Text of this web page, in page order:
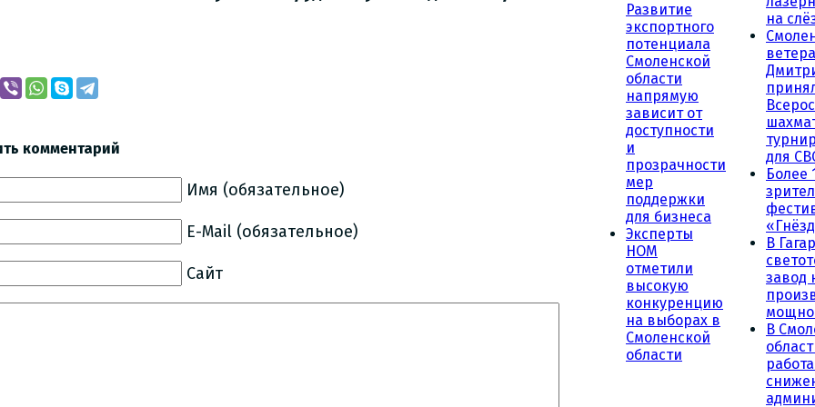
комментарий
Имя (обязательное)
E-Mail (обязательное)
Сайт
Развитие
экспортного
потенциала
Смоленской
области
напрямую
зависит от
доступности
и
прозрачности
мер
поддержки
для бизнеса
Эксперты
НОМ
отметили
высокую
конкуренцию
на выборах в
Смоленской
области
на
для
Более
В
завод
В